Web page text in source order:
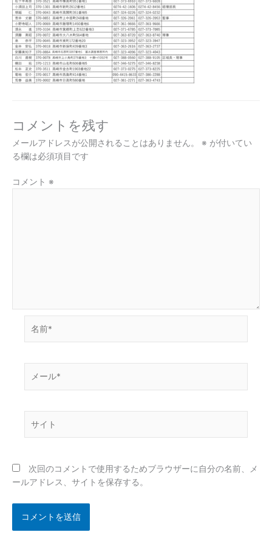
コメントを残す
メールアドレスが公開されることはありません。 ※ が付いてい
る欄は必須項目です
コメント ※
ー
*
次回のコメントで使用するためブラウザーに自分の名前、メ
ールアドレス、サイトを保存する。